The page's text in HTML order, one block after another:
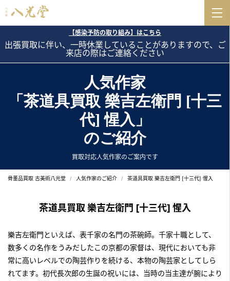
【感染予防の取り組み】はこちら
出張買取に伴い、一時休業していることがありますので、ご
来店の際はご連絡ください
人気作家
「茶道具買取 樂吉左衛門 [十三
代] 惺入」
のご紹介
買取対応人気作家のご案内です
骨董品買取 古美術八光堂 人気作家のご紹介 茶道具買取 樂吉左衛門 [十三代] 惺入
茶道具買取 樂吉左衛門 [十三代] 惺入
樂吉左衛門といえば、表千家の名門の茶碗師。千家十職として、
数多くの名作をうみだしたこの京都の家督は、現代においても非
常に高いレベルでの陶芸作りを続ける、本物の陶芸家としてしら
れてます。初代長次郎の生誕の祝いには、当時の当主達が腕により